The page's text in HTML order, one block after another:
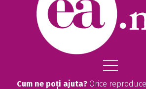
Cum ne poți ajuta? Orice